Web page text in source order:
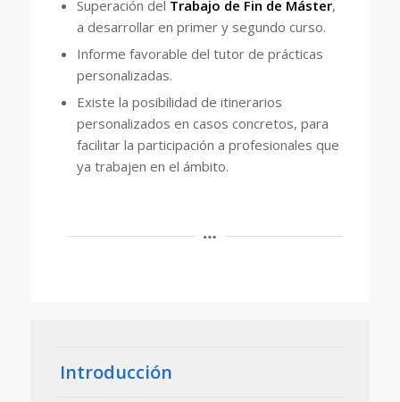
Superación del Trabajo de Fin de Máster,
a desarrollar en primer y segundo curso.
Informe favorable del tutor de prácticas
personalizadas.
Existe la posibilidad de itinerarios
personalizados en casos concretos, para
facilitar la participación a profesionales que
ya trabajen en el ámbito.
Introducción